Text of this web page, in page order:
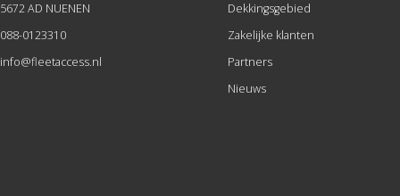
5672 AD NUENEN
088-0123310
info@fleetaccess.nl
Dekkingsgebied
Zakelijke klanten
Partners
Nieuws